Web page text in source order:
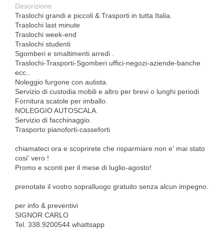
Descrizione
Traslochi grandi e piccoli & Trasporti in tutta Italia.
Traslochi last minute
Traslochi week-end
Traslochi studenti
Sgomberi e smaltimenti arredi .
Traslochi-Trasporti-Sgomberi uffici-negozi-aziende-banche
ecc..
Noleggio furgone con autista.
Servizio di custodia mobili e altro per brevi o lunghi periodi
Fornitura scatole per imballo.
NOLEGGIO AUTOSCALA.
Servizio di facchinaggio.
Trasporto pianoforti-casseforti
chiamateci ora e scoprirete che risparmiare non e' mai stato
cosi' vero !
Promo e sconti per il mese di luglio-agosto!
prenotate il vostro sopralluogo gratuito senza alcun impegno.
per info & preventivi
SIGNOR CARLO
Tel. 338.9200544 whattsapp